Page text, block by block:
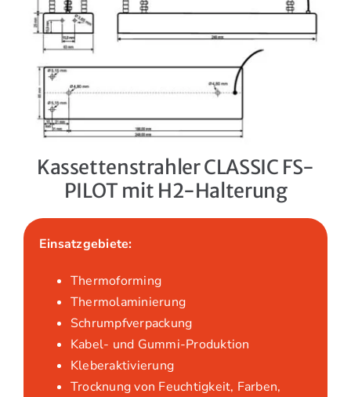
Kassettenstrahler CLASSIC FS-
PILOT mit H2-Halterung
Einsatzgebiete:
Thermoforming
Thermolaminierung
Schrumpfverpackung
Kabel- und Gummi-Produktion
Kleberaktivierung
Trocknung von Feuchtigkeit, Farben,